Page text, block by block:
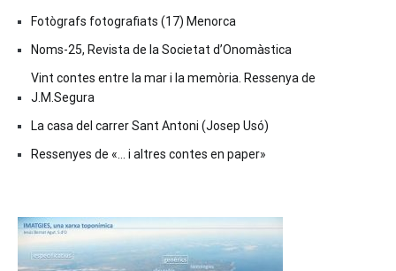
Fotògrafs fotografiats (17) Menorca
Noms-25, Revista de la Societat d’Onomàstica
Vint contes entre la mar i la memòria. Ressenya de
J.M.Segura
La casa del carrer Sant Antoni (Josep Usó)
Ressenyes de «… i altres contes en paper»